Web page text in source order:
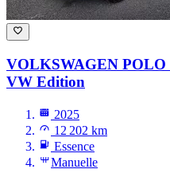
VOLKSWAGEN POLO
VW Edition
2025
12 202 km
Essence
Manuelle